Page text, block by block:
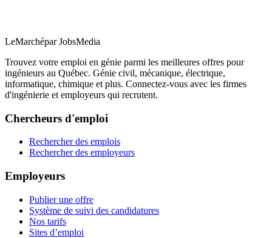
LeMarchépar JobsMedia
Trouvez votre emploi en génie parmi les meilleures offres pour
ingénieurs au Québec. Génie civil, mécanique, électrique,
informatique, chimique et plus. Connectez-vous avec les firmes
d'ingénierie et employeurs qui recrutent.
Chercheurs d'emploi
Rechercher des emplois
Rechercher des employeurs
Employeurs
Publier une offre
Système de suivi des candidatures
Nos tarifs
Sites d’emploi